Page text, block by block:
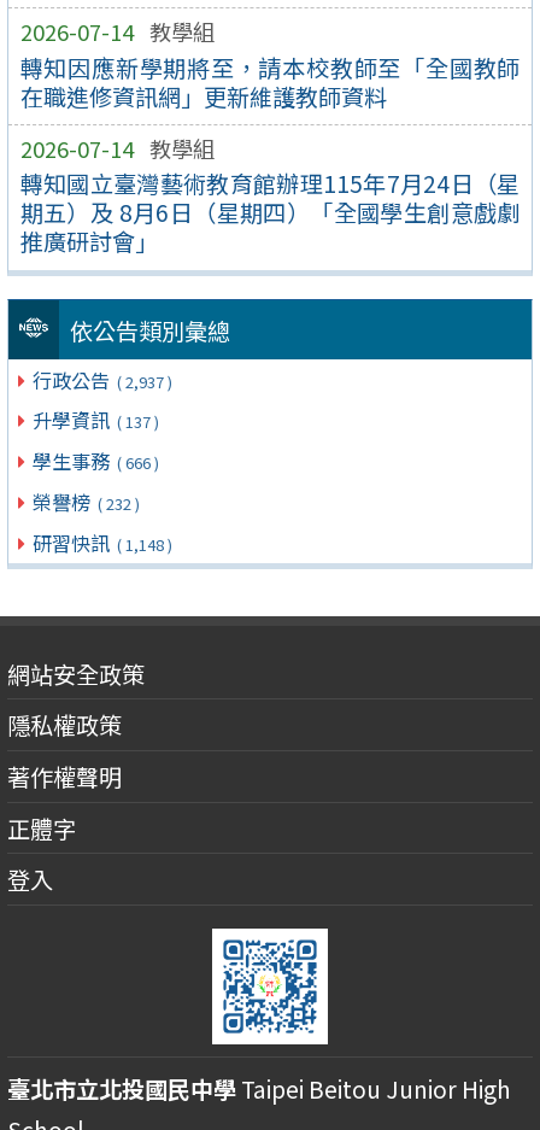
2026-07-14 教學組
轉知因應新學期將至，請本校教師至「全國教師
在職進修資訊網」更新維護教師資料
2026-07-14 教學組
轉知國立臺灣藝術教育館辦理115年7月24日（星
期五）及 8月6日（星期四）「全國學生創意戲劇
推廣研討會」
依公告類別彙總
行政公告 ( 2,937 )
升學資訊 ( 137 )
學生事務 ( 666 )
榮譽榜 ( 232 )
研習快訊 ( 1,148 )
網站安全政策
隱私權政策
著作權聲明
正體字
登入
臺北市立北投國民中學Taipei Beitou Junior High